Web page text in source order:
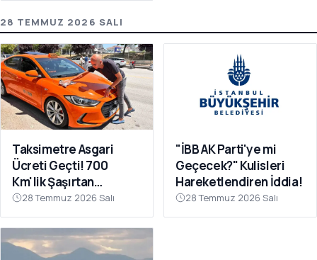
28 TEMMUZ 2026 SALI
Taksimetre Asgari
Ücreti Geçti! 700
Km'lik Şaşırtan
Yolculuk
28 Temmuz 2026 Salı
"İBB AK Parti'ye mi
Geçecek?" Kulisleri
Hareketlendiren İddia!
28 Temmuz 2026 Salı